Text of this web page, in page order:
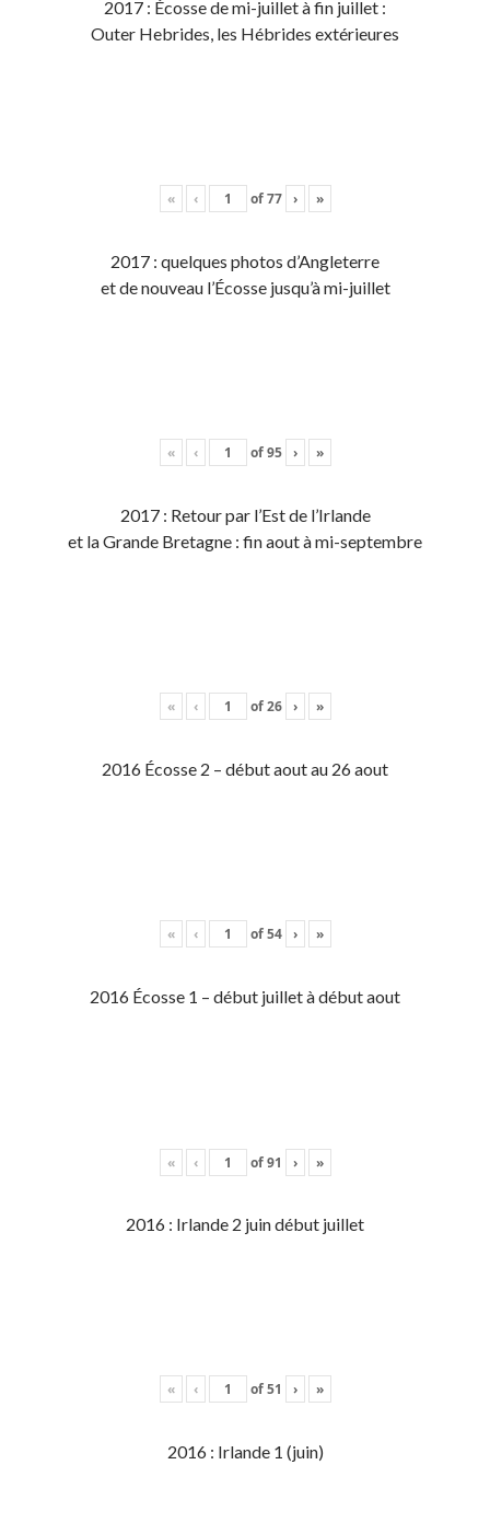
2017 : Écosse de mi-juillet à fin juillet :
Outer Hebrides, les Hébrides extérieures
« ‹ of77 › »
2017 : quelques photos d’Angleterre
et de nouveau l’Écosse jusqu’à mi-juillet
« ‹ of95 › »
2017 : Retour par l’Est de l’Irlande
et la Grande Bretagne : fin aout à mi-septembre
« ‹ of26 › »
2016 Écosse 2 – début aout au 26 aout
« ‹ of54 › »
2016 Écosse 1 – début juillet à début aout
« ‹ of91 › »
2016 : Irlande 2 juin début juillet
« ‹ of51 › »
2016 : Irlande 1 (juin)